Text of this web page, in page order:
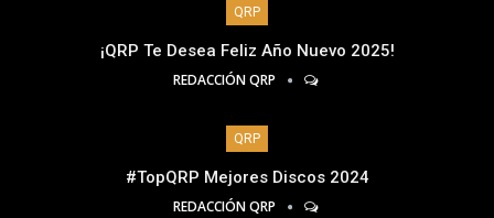
QRP
¡QRP Te Desea Feliz Año Nuevo 2025!
REDACCIÓN QRP
QRP
#TopQRP Mejores Discos 2024
REDACCIÓN QRP